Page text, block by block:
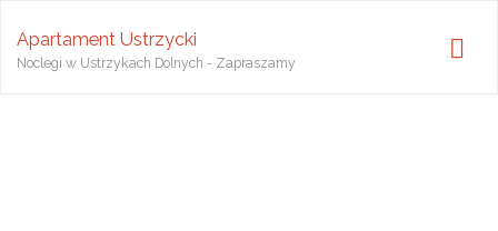
Apartament Ustrzycki
Noclegi w Ustrzykach Dolnych - Zapraszamy